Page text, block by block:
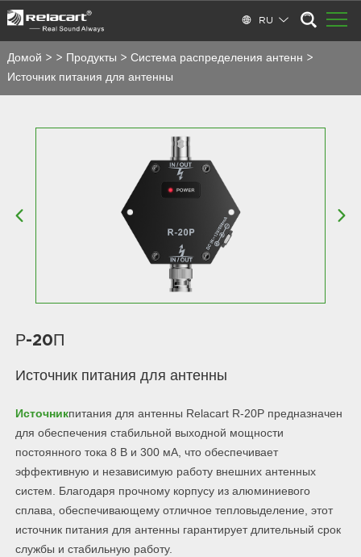
RU
Домой > > Продукты > Система распределения антенн >
Источник питания для антенны
Р-20П
Источник питания для антенны
Источникпитания для антенны Relacart R-20P предназначен
для обеспечения стабильной выходной мощности
постоянного тока 8 В и 300 мА, что обеспечивает
эффективную и независимую работу внешних антенных
систем. Благодаря прочному корпусу из алюминиевого
сплава, обеспечивающему отличное тепловыделение, этот
источник питания для антенны гарантирует длительный срок
службы и стабильную работу.